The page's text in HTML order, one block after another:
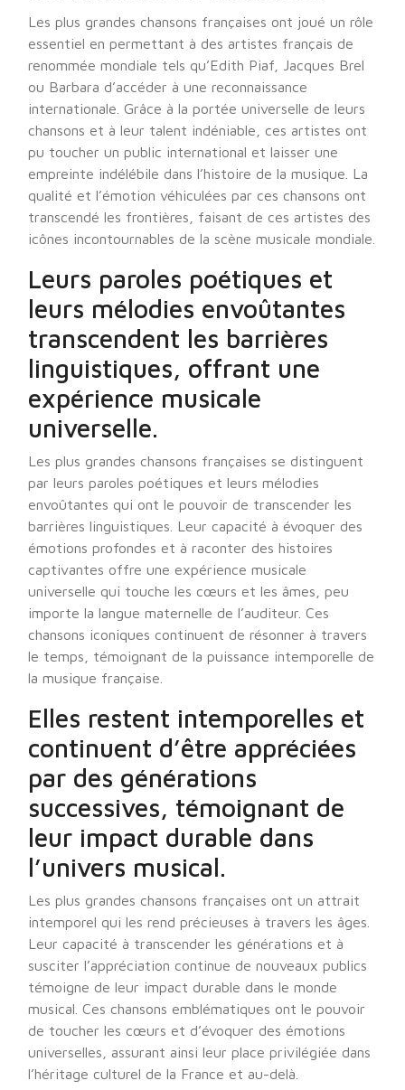
Les plus grandes chansons françaises ont joué un rôle
essentiel en permettant à des artistes français de
renommée mondiale tels qu’Edith Piaf, Jacques Brel
ou Barbara d’accéder à une reconnaissance
internationale. Grâce à la portée universelle de leurs
chansons et à leur talent indéniable, ces artistes ont
pu toucher un public international et laisser une
empreinte indélébile dans l’histoire de la musique. La
qualité et l’émotion véhiculées par ces chansons ont
transcendé les frontières, faisant de ces artistes des
icônes incontournables de la scène musicale mondiale.
Leurs paroles poétiques et
leurs mélodies envoûtantes
transcendent les barrières
linguistiques, offrant une
expérience musicale
universelle.
Les plus grandes chansons françaises se distinguent
par leurs paroles poétiques et leurs mélodies
envoûtantes qui ont le pouvoir de transcender les
barrières linguistiques. Leur capacité à évoquer des
émotions profondes et à raconter des histoires
captivantes offre une expérience musicale
universelle qui touche les cœurs et les âmes, peu
importe la langue maternelle de l’auditeur. Ces
chansons iconiques continuent de résonner à travers
le temps, témoignant de la puissance intemporelle de
la musique française.
Elles restent intemporelles et
continuent d’être appréciées
par des générations
successives, témoignant de
leur impact durable dans
l’univers musical.
Les plus grandes chansons françaises ont un attrait
intemporel qui les rend précieuses à travers les âges.
Leur capacité à transcender les générations et à
susciter l’appréciation continue de nouveaux publics
témoigne de leur impact durable dans le monde
musical. Ces chansons emblématiques ont le pouvoir
de toucher les cœurs et d’évoquer des émotions
universelles, assurant ainsi leur place privilégiée dans
l’héritage culturel de la France et au-delà.